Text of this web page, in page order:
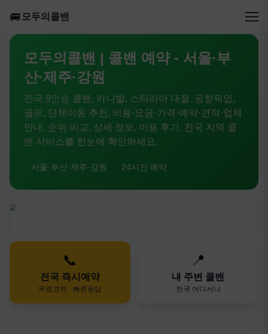
🚐 모두의콜밴
모두의콜밴 | 콜밴 예약 - 서울·부
산·제주·강원
전국 9인승 콜밴, 카니발, 스타리아 대절. 공항픽업,
골프, 단체이동 추천, 비용·요금·가격·예약·견적·업체
안내, 순위 비교, 상세 정보, 이용 후기. 전국 지역 콜
밴 서비스를 한눈에 확인하세요.
서울·부산·제주·강원 24시간 예약
📞
전국 즉시예약
무료견적 · 빠른응답
📍
내 주변 콜밴
전국 어디서나